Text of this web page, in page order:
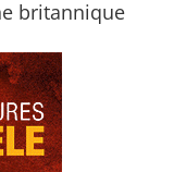
britannique